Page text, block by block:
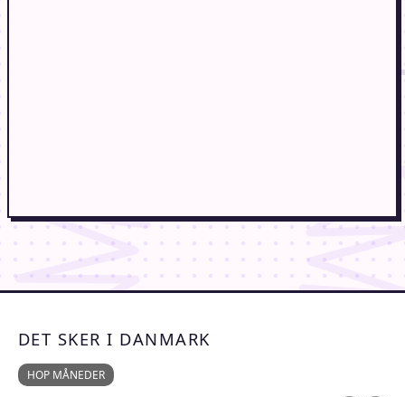
DET SKER I DANMARK
HOP MÅNEDER